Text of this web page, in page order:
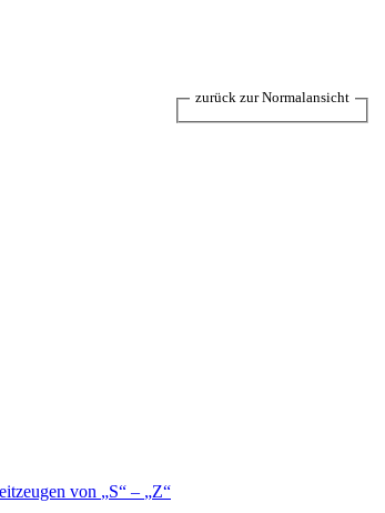
von S –
Z
zurück zur Normalansicht